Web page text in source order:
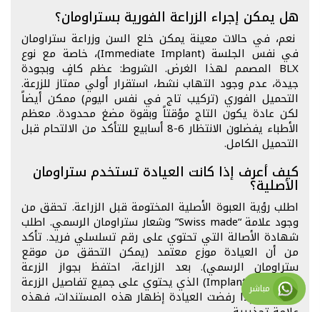
هل يمكن إجراء الزراعة الفورية بستراومان؟
نعم، في حالات معينة يمكن خلع السن وزراعة ستراومان
في نفس الجلسة (Immediate Implant)، خاصة مع نوع
BLX المصمم لهذا الغرض. الشروط: عظم كافٍ وبجودة
جيدة، عدم وجود التهاب نشط، استقرار أولي ممتاز للزرعة.
التحميل الفوري (تركيب تاج في نفس اليوم) ممكن أيضاً
لكن عادة يكون التاج مؤقتاً وبقوة مضغ محدودة. معظم
الأطباء يفضلون الانتظار 6-8 أسابيع للتأكد من الالتحام قبل
التحميل الكامل.
كيف أعرف إذا كانت العيادة تستخدم ستراومان
الأصلية؟
اطلب رؤية العبوة الأصلية المختومة قبل الزراعة. تحقق من
وجود علامة “Swiss made” وشعار ستراومان الرسمي. اطلب
شهادة الأصالة التي تحتوي على رقم تسلسلي فريد. تأكد
من أن العيادة موزع معتمد (يمكن التحقق من موقع
ستراومان الرسمي). بعد الزراعة، احتفظ بجواز الزرعة
(Implant Passport) الذي يحتوي على جميع تفاصيل الزرعة
والضمان. إذا رفضت العيادة إظهار هذه المستندات، فهذه
مباشر